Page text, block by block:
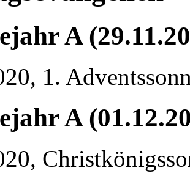
A
1.
A